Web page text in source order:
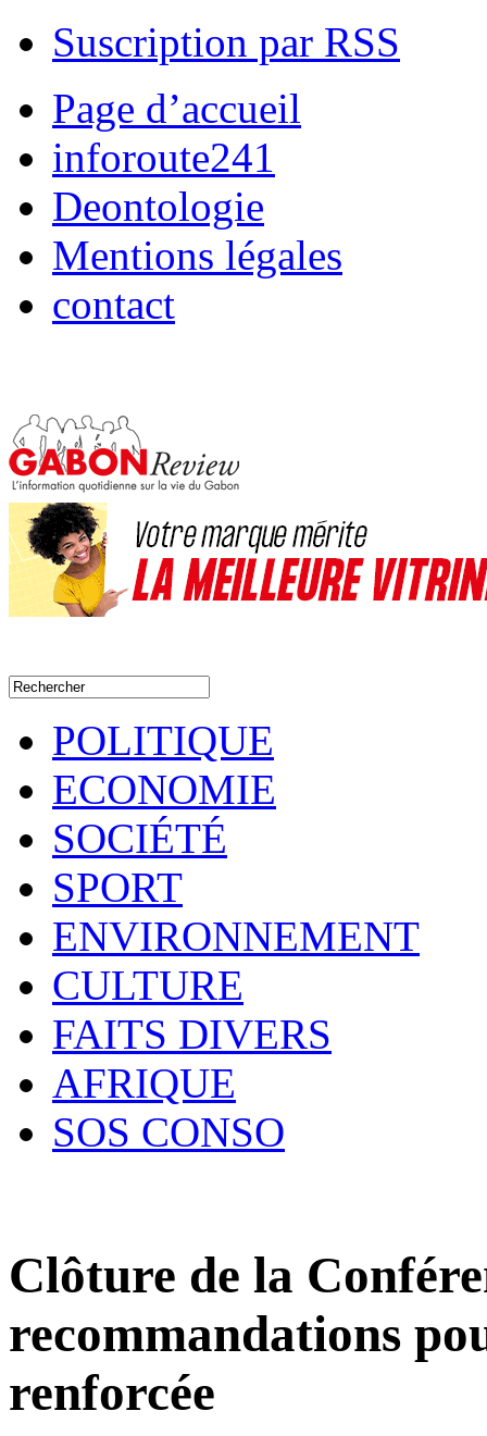
Suscription par RSS
Page d’accueil
inforoute241
Deontologie
Mentions légales
contact
POLITIQUE
ECONOMIE
SOCIÉTÉ
SPORT
ENVIRONNEMENT
CULTURE
FAITS DIVERS
AFRIQUE
SOS CONSO
Clôture de la
recommandations
renforcée